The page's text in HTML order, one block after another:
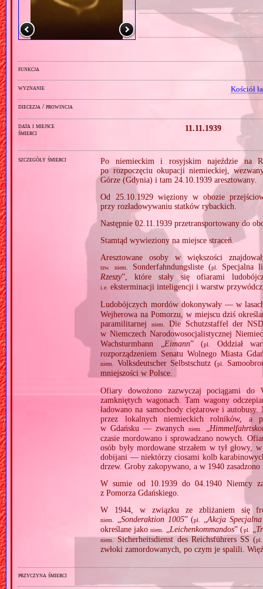
funkcja
wyznanie Kościół
diecezja / prowincja
data i miejsce
śmierci
11.11.1939
szczegóły śmierci
Po niemieckim i rosyjskim najeździe na
po rozpoczęciu okupacji niemieckiej,
Górze (Gdynia) i tam 24.10.1939 aresztowany.
Od 25.10.1929 więziony w obozie
przy rozładowywaniu statków rybackich.
Następnie 02.11.1939 przetransportowany do
Stamtąd wywieziony na miejsce straceń.
Aresztowane osoby w większości
tzw. niem. Sonderfahndungsliste (pl.
Specjalna
Rzeszy”, które stały się ofiarami
i.e. eksterminacji inteligencji i warstw
Ludobójczych mordów dokonywały — w
Wejherowa na Pomorzu, w miejscu dziś
paramilitarnej
niem.
Die Schutzstaffel der
w Niemczech Narodowosocjalistycznej
Wachsturmbann „Eimann” (pl.
Oddział
rozporządzeniem Senatu Wolnego Miasta
niem. Volksdeutscher Selbstschutz (pl.
mniejszości w Polsce.
Ofiary dowożono zazwyczaj pociągami do
zamkniętych wagonach. Tam wagony
ładowano na samochody ciężarowe i
przez lokalnych niemieckich rolników, a
w Gdańsku — zwanych
niem.
czasie mordowano i sprowadzano nowych.
osób były mordowane strzałem w tył
dobijani — niektórzy ciosami kolb
drzew. Groby zakopywano, a w 1940
W sumie od 10.1939 do 04.1940 Niemcy
z Pomorza Gdańskiego.
W 1944, w związku ze zbliżaniem się
niem. „Sonderaktion 1005” (pl.
Akcja
określane jakoniem. Leichenkommandos” (pl.
niem. Sicherheitsdienst des Reichsführers SS (pl.
zwłoki zamordowanych, po czym je spalili.
przyczyna śmierci